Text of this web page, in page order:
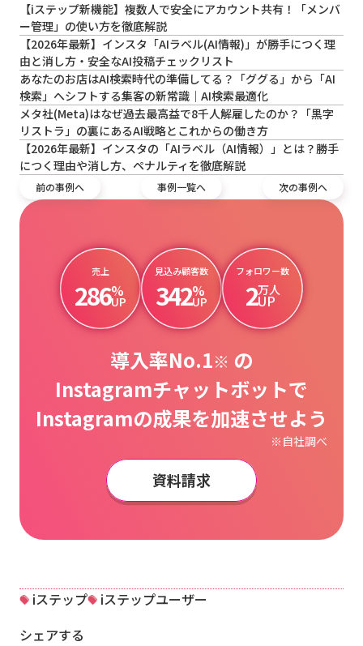
【iステップ新機能】複数人で安全にアカウント共有！「メンバ
ー管理」の使い方を徹底解説
【2026年最新】インスタ「AIラベル(AI情報)」が勝手につく理
由と消し方・安全なAI投稿チェックリスト
あなたのお店はAI検索時代の準備してる？「ググる」から「AI
検索」へシフトする集客の新常識｜AI検索最適化
メタ社(Meta)はなぜ過去最高益で8千人解雇したのか？「黒字
リストラ」の裏にあるAI戦略とこれからの働き方
【2026年最新】インスタの「AIラベル（AI情報）」とは？勝手
につく理由や消し方、ペナルティを徹底解説
前の事例へ 事例一覧へ 次の事例へ
売上
286%
UP
見込み顧客数
342%
UP
フォロワー数
2万人
UP
導入率No.1※ の
Instagramチャットボットで
Instagramの成果を加速させよう
※自社調べ
資料請求
iステップ
iステップユーザー
シェアする